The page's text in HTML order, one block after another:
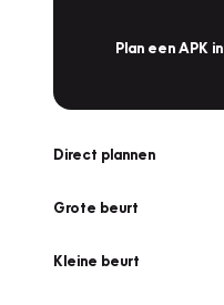
Plan een APK in
Direct plannen
Grote beurt
Kleine beurt